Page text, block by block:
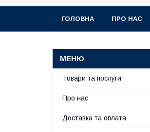
ГОЛОВНА ПРО НАС
Товари та послуги
Про нас
Доставка та оплата